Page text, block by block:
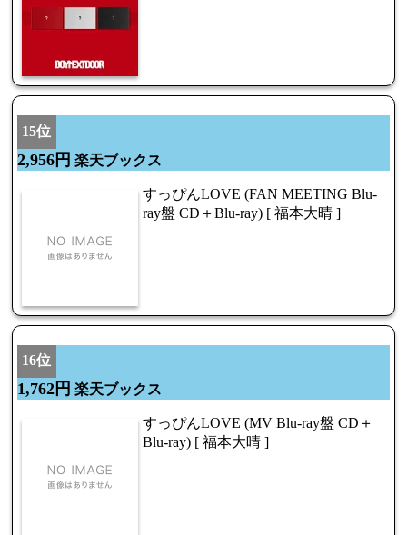
15位
2,956円 楽天ブックス
すっぴんLOVE (FAN MEETING Blu-
ray盤 CD＋Blu-ray) [ 福本大晴 ]
16位
1,762円 楽天ブックス
すっぴんLOVE (MV Blu-ray盤 CD＋
Blu-ray) [ 福本大晴 ]